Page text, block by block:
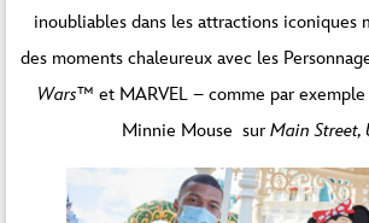
inoubliables dans les attractions iconiques
des moments chaleureux avec les
Wars™ et MARVEL – comme par exemple
Minnie Mouse sur Main Street,